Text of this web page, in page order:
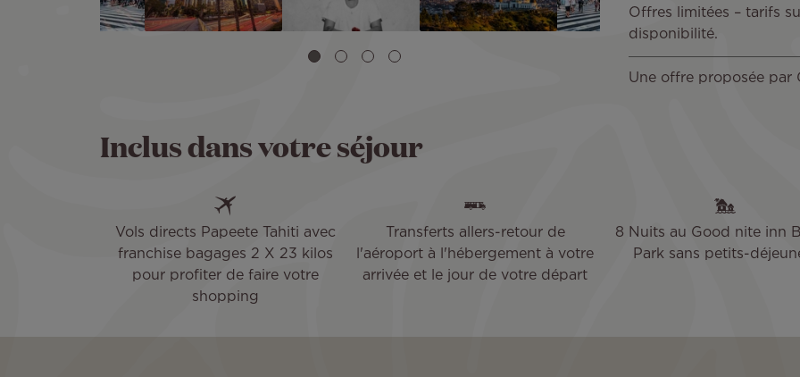
Offres limitées – tarifs
disponibilité.
Une offre proposée par
Inclus dans votre séjour
Vols directs Papeete Tahiti avec
franchise bagages 2 X 23 kilos
pour profiter de faire votre
shopping
Transferts allers-retour de
l'aéroport à l'hébergement à votre
arrivée et le jour de votre départ
8 Nuits au Good nite inn
Park sans petits-